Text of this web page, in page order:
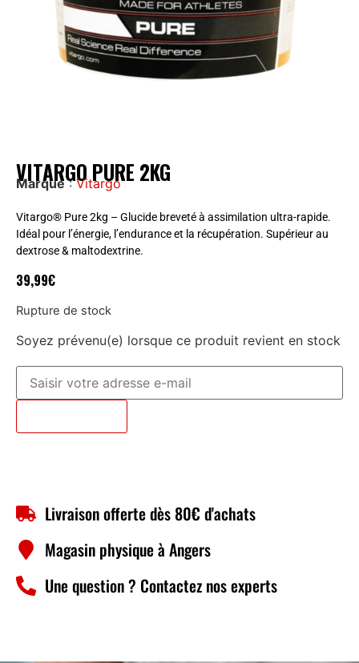
VITARGO PURE 2KG
Marque:Vitargo
Vitargo® Pure 2kg – Glucide breveté à assimilation ultra-rapide.
Idéal pour l’énergie, l’endurance et la récupération. Supérieur au
dextrose & maltodextrine.
39,99€
Rupture de stock
Soyez prévenu(e) lorsque ce produit revient en stock
Livraison offerte dès 80€ d'achats
Magasin physique à Angers
Une question ? Contactez nos experts